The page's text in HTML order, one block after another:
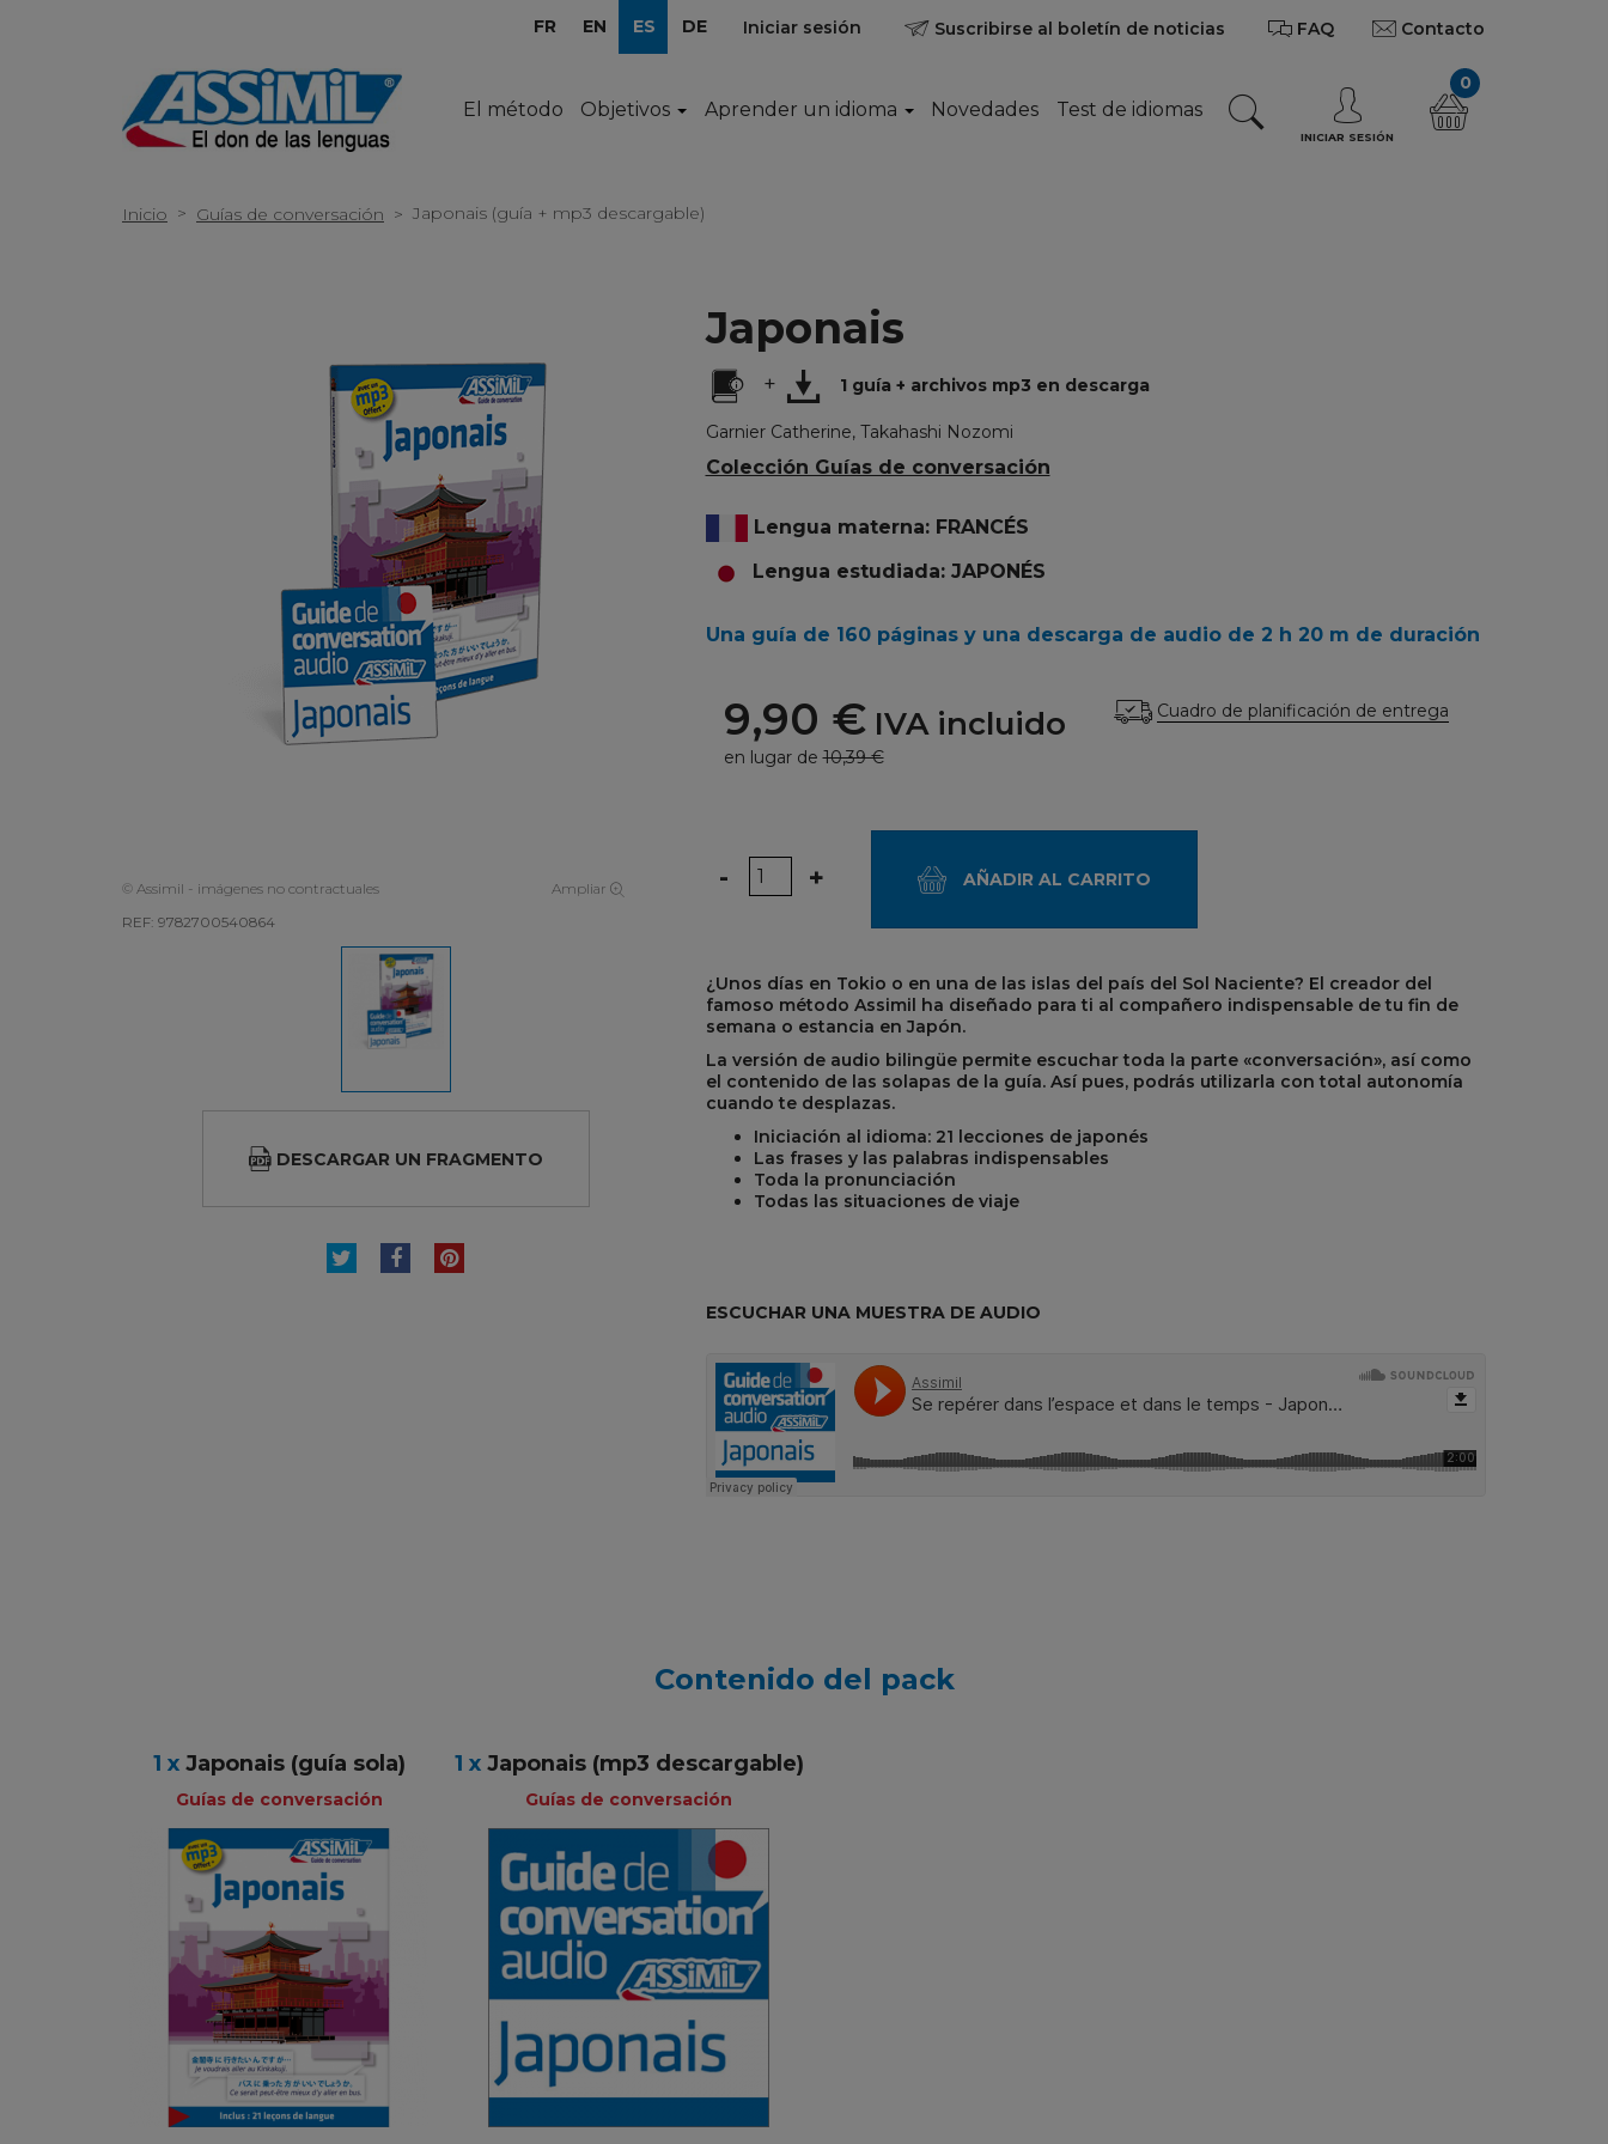
FR EN ES DE Iniciar sesión Suscribirse al boletín de noticias FAQ Contacto
El método Objetivos Aprender un idioma Novedades Test de idiomas
INICIAR SESIÓN
0
Inicio > Guías de conversación > Japonais (guía + mp3 descargable)
© Assimil - imágenes no contractuales
Ampliar
REF: 9782700540864
DESCARGAR UN FRAGMENTO
TUITEAR
COMPARTIR
PINTEREST
Japonais
+ 1 guía + archivos mp3 en descarga
Garnier Catherine, Takahashi Nozomi
Colección Guías de conversación
Lengua materna: FRANCÉS
Lengua estudiada: JAPONÉS
Una guía de 160 páginas y una descarga de audio de 2 h 20 m de duración
9,90 €IVA incluido
en lugar de10,39 €
Cuadro de planificación de entrega
Cantidad
- + AÑADIR AL CARRITO
¿Unos días en Tokio o en una de las islas del país del Sol Naciente? El creador del
famoso método Assimil ha diseñado para ti al compañero indispensable de tu fin de
semana o estancia en Japón.
La versión de audio bilingüe permite escuchar toda la parte «conversación», así como
el contenido de las solapas de la guía. Así pues, podrás utilizarla con total autonomía
cuando te desplazas.
Iniciación al idioma: 21 lecciones de japonés
Las frases y las palabras indispensables
Toda la pronunciación
Todas las situaciones de viaje
ESCUCHAR UNA MUESTRA DE AUDIO
Contenido del pack
1 x Japonais (guía sola)
Guías de conversación
Guías de
conversación
Francés
5,50 €
1 x Japonais (mp3 descargable)
Guías de conversación
Guías de
conversación
Francés
4,90 €